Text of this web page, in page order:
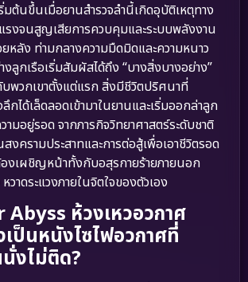
มต้นขึ้นเมื่อยานสำรวจลำนี้เกิดอุบัติเหตุทาง
รงจนสูญเสียการควบคุมและระบบพลังงาน
หลัง ท่ามกลางความมืดมิดและความหนาว
ลูกเรือเริ่มสัมผัสได้ถึง “บางสิ่งบางอย่าง”
พวกเขาตั้งแต่แรก สิ่งมีชีวิตปริศนาที่
กได้เล็ดลอดเข้ามาในยานและเริ่มออกล่าลูก
ามอยู่รอด จากภารกิจวิทยาศาสตร์ระดับชาติ
งครามประสาทและการต่อสู้เพื่อเอาชีวิตรอด
งเผชิญหน้าทั้งกับอสุรกายร้ายภายนอก
วาดระแวงภายในจิตใจของตัวเอง
Abyss ห้วงเหวอวกาศ
ป็นหนังไซไฟอวกาศที่
งไม่ติด?